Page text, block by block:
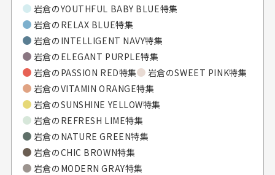
岩倉のYOUTHFUL BABY BLUE特集
岩倉のRELAX BLUE特集
岩倉のINTELLIGENT NAVY特集
岩倉のELEGANT PURPLE特集
岩倉のPASSION RED特集 岩倉のSWEET PINK特集
岩倉のVITAMIN ORANGE特集
岩倉のSUNSHINE YELLOW特集
岩倉のREFRESH LIME特集
岩倉のNATURE GREEN特集
岩倉のCHIC BROWN特集
岩倉のMODERN GRAY特集